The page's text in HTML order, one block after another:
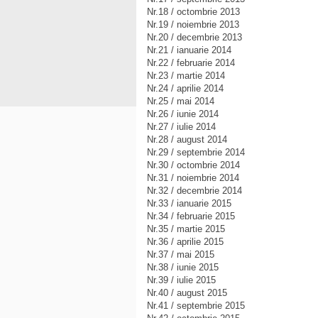
Nr.18 / octombrie 2013
Nr.19 / noiembrie 2013
Nr.20 / decembrie 2013
Nr.21 / ianuarie 2014
Nr.22 / februarie 2014
Nr.23 / martie 2014
Nr.24 / aprilie 2014
Nr.25 / mai 2014
Nr.26 / iunie 2014
Nr.27 / iulie 2014
Nr.28 / august 2014
Nr.29 / septembrie 2014
Nr.30 / octombrie 2014
Nr.31 / noiembrie 2014
Nr.32 / decembrie 2014
Nr.33 / ianuarie 2015
Nr.34 / februarie 2015
Nr.35 / martie 2015
Nr.36 / aprilie 2015
Nr.37 / mai 2015
Nr.38 / iunie 2015
Nr.39 / iulie 2015
Nr.40 / august 2015
Nr.41 / septembrie 2015